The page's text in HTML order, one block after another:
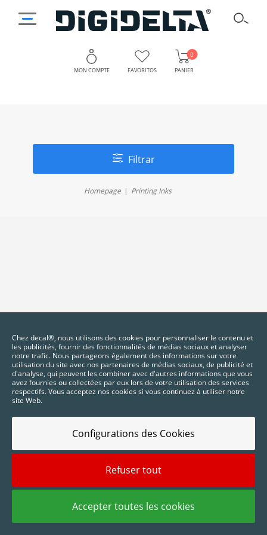
MON COMPTE FAVORITOS PANIER
0
Filtrar
Homepage Printing Inks
2025 © Digidelta Store - Think Green. Tous droits réservés.
Chez decal®, nous utilisons des cookies pour personnaliser le contenu et
les publicités, fournir des fonctionnalités de médias sociaux et analyser
notre trafic. Nous partageons également des informations sur votre
utilisation du site avec nos partenaires de médias sociaux, de publicité et
d'analyse, qui peuvent les combiner avec d'autres informations que vous
avez fournies ou collectées par eux lors de votre utilisation des services
respectifs. Vous acceptez nos cookies si vous continuez à utiliser notre
site Web.
Configurations des Cookies
Refuser tout
Accepter toutes les cookies